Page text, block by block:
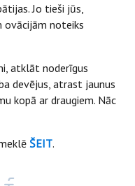
Jo tieši jūs,
ovācijām noteiks
atklāt noderīgus
devējus, atrast jaunus
kopā ar draugiem. Nāc
ŠEIT.